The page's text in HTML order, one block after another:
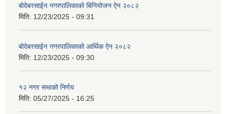
बोदेबरसाईन नगरपालिकाको बिनियोजन ऐन २०८२
मिति: 12/23/2025 - 09:31
बोदेबरसाईन नगरपालिकाको आर्थिक ऐन २०८२
मिति: 12/23/2025 - 09:30
१२ नगर सभाको निर्णय
मिति: 05/27/2025 - 16:25